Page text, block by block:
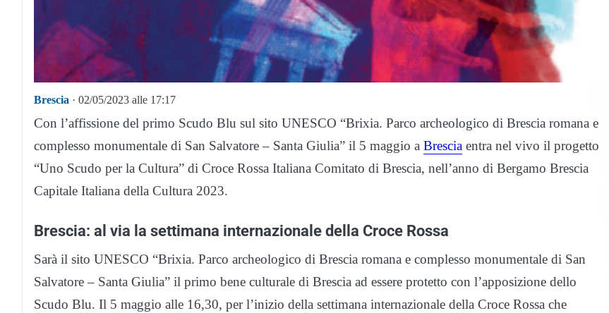
Brescia · 02/05/2023 alle 17:17
Con l’affissione del primo Scudo Blu sul sito UNESCO “Brixia. Parco archeologico di Brescia romana e
complesso monumentale di San Salvatore – Santa Giulia” il 5 maggio a Brescia entra nel vivo il progetto
“Uno Scudo per la Cultura” di Croce Rossa Italiana Comitato di Brescia, nell’anno di Bergamo Brescia
Capitale Italiana della Cultura 2023.
Brescia: al via la settimana internazionale della Croce Rossa
Sarà il sito UNESCO “Brixia. Parco archeologico di Brescia romana e complesso monumentale di San
Salvatore – Santa Giulia” il primo bene culturale di Brescia ad essere protetto con l’apposizione dello
Scudo Blu. Il 5 maggio alle 16,30, per l’inizio della settimana internazionale della Croce Rossa che